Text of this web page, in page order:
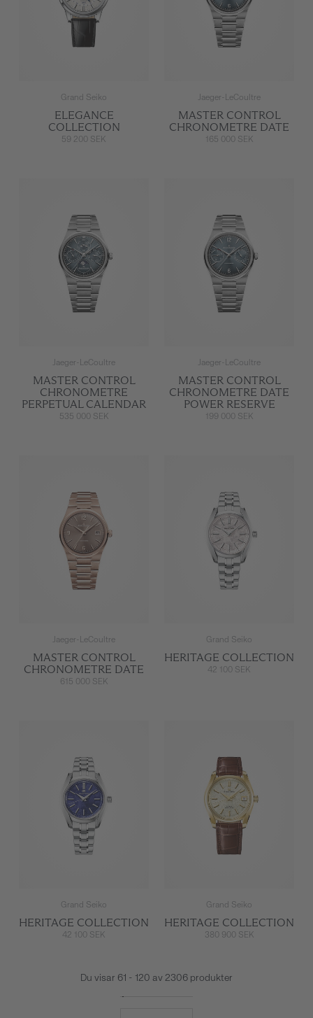
Grand Seiko
ELEGANCE
COLLECTION
59 200 SEK
Jaeger-LeCoultre
MASTER CONTROL
CHRONOMETRE DATE
165 000 SEK
Jaeger-LeCoultre
MASTER CONTROL
CHRONOMETRE
PERPETUAL CALENDAR
535 000 SEK
Jaeger-LeCoultre
MASTER CONTROL
CHRONOMETRE DATE
POWER RESERVE
199 000 SEK
Jaeger-LeCoultre
MASTER CONTROL
CHRONOMETRE DATE
615 000 SEK
Grand Seiko
HERITAGE COLLECTION
42 100 SEK
Grand Seiko
HERITAGE COLLECTION
42 100 SEK
Grand Seiko
HERITAGE COLLECTION
380 900 SEK
Du visar 61 - 120 av 2306 produkter